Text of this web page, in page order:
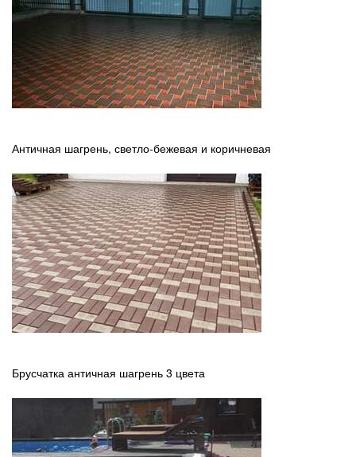
Античная шагрень, светло-бежевая и коричневая
Брусчатка античная шагрень 3 цвета